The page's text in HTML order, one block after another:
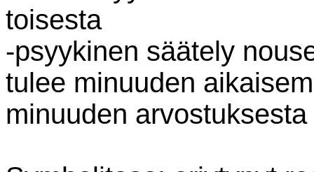
toisesta
-psyykinen säätely
tulee minuuden
minuuden